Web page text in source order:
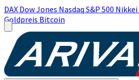
DAX Dow Jones Nasdaq S&P 500 Nikkei
Goldpreis Bitcoin